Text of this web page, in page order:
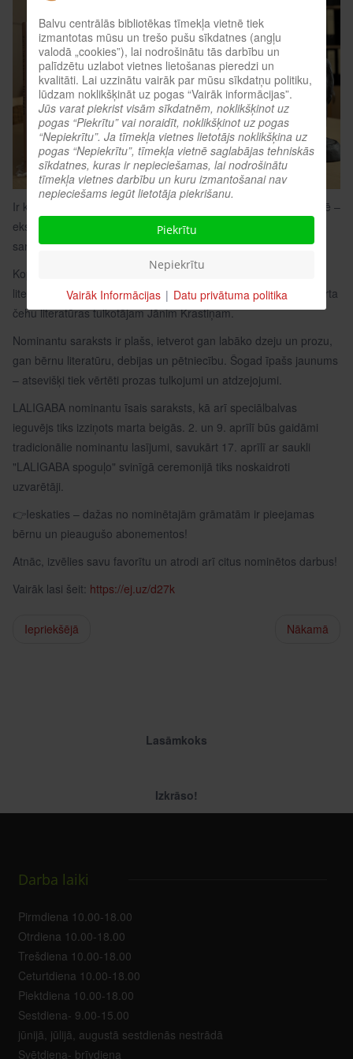
Ir klāt viens no gaidītākajiem brīžiem Latvijas literatūras pasaulē –
ekspertu komisija ir paziņojusi 2025. gada spilgtāko darbu garo
sarakstu!
Kopumā balvai tika iesniegti 156 darbi, kas apliecina mūsu
literatūras bagātību un daudzveidību. Mūža balva šogad piešķirta
čehu literatūras tulkotājam Jānim Krastiņam.
Nominantu saraksts ir plašs, ietverot gan labāko dzeju un prozu,
gan bērnu literatūru, debijas un pētniecību. Šogad īpašs jaunums
– atsevišķi tiek vērtēti prozas tulkojumi un atdzejojumi.
LALIGABA nominantu īsais saraksts, kā arī speciālbalvas
ieguvējs tiks izziņots marta beigās. 2. un 9. aprīlī būs gaidāmi
tradicionālie nominantu lasījumi, savukārt 17. aprīlī ar saukli
"LALIGABA spoguļo" svinīgā ceremonijā tiks noskaidroti
uzvarētāji.
👉Ieskaties – dažas no nominētajām grāmatām ir pieejamas
bērnu un pieaugušo abonementos!
Atnāc, izvēlies savu favorītu un atrodi arī citus nominētos darbus!
Vairāk lasi šeit: https://ej.uz/d27k
Iepriekšējā Nākamā
Lasāmkoks
Izkrāso!
Darba laiki
Pirmdiena 10.00-18.00
Otrdiena 10.00-18.00
Trešdiena 10.00-18.00
Ceturtdiena 10.00-18.00
Piektdiena 10.00-18.00
Sestdiena- 9.00-15.00
jūnijā, jūlijā, augustā sestdienās nestrādā
Svētdiena- brīvdiena
Balvu centrālās bibliotēkas tīmekļa vietnē tiek
izmantotas mūsu un trešo pušu sīkdatnes (angļu
valodā „cookies”), lai nodrošinātu tās darbību un
palīdzētu uzlabot vietnes lietošanas pieredzi un
kvalitāti. Lai uzzinātu vairāk par mūsu sīkdatņu politiku,
lūdzam noklikšķināt uz pogas “Vairāk informācijas”.
Jūs varat piekrist visām sīkdatnēm, noklikšķinot uz
pogas “Piekrītu” vai noraidīt, noklikšķinot uz pogas
“Nepiekrītu”. Ja tīmekļa vietnes lietotājs noklikšķina uz
pogas “Nepiekrītu”, tīmekļa vietnē saglabājas tehniskās
sīkdatnes, kuras ir nepieciešamas, lai nodrošinātu
tīmekļa vietnes darbību un kuru izmantošanai nav
nepieciešams iegūt lietotāja piekrišanu.
Piekrītu
Nepiekrītu
Vairāk Informācijas | Datu privātuma politika